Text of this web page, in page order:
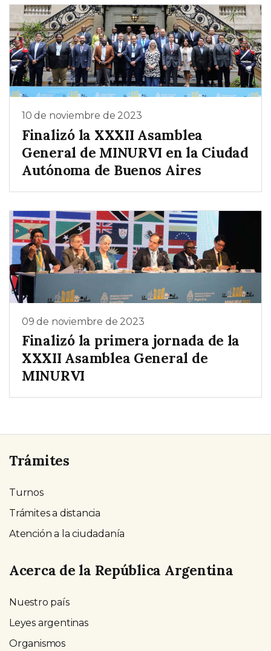
10 de noviembre de 2023
Finalizó la XXXII Asamblea
General de MINURVI en la Ciudad
Autónoma de Buenos Aires
09 de noviembre de 2023
Finalizó la primera jornada de la
XXXII Asamblea General de
MINURVI
Trámites
Turnos
Trámites a distancia
Atención a la ciudadanía
Acerca de la República Argentina
Nuestro país
Leyes argentinas
Organismos